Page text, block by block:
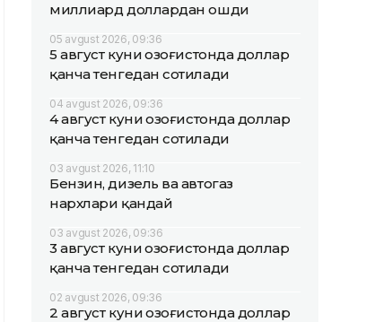
миллиард доллардан ошди
05 avgust 2026, 09:36
5 август куни Қозоғистонда доллар
қанча тенгедан сотилади
04 avgust 2026, 09:36
4 август куни Қозоғистонда доллар
қанча тенгедан сотилади
03 avgust 2026, 11:10
Бензин, дизель ва автогаз
нархлари қандай
03 avgust 2026, 09:36
3 август куни Қозоғистонда доллар
қанча тенгедан сотилади
02 avgust 2026, 09:36
2 август куни Қозоғистонда доллар